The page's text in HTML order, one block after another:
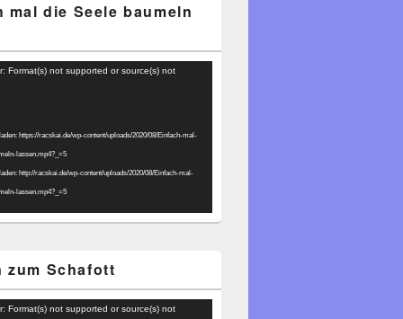
mal die Seele baumeln
Format(s) not supported or source(s) not
https://racskai.de/wp-content/uploads/2020/08/Einfach-mal-
lassen.mp4?_=5
http://racskai.de/wp-content/uploads/2020/08/Einfach-mal-
lassen.mp4?_=5
zum Schafott
Format(s) not supported or source(s) not